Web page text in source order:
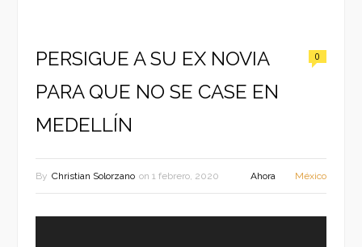
PERSIGUE A SU EX NOVIA
PARA QUE NO SE CASE EN
MEDELLÍN
0
By Christian Solorzano on 1 febrero, 2020 Ahora México